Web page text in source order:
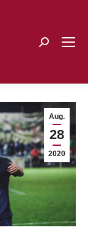
Search:
Aug.
28
2020